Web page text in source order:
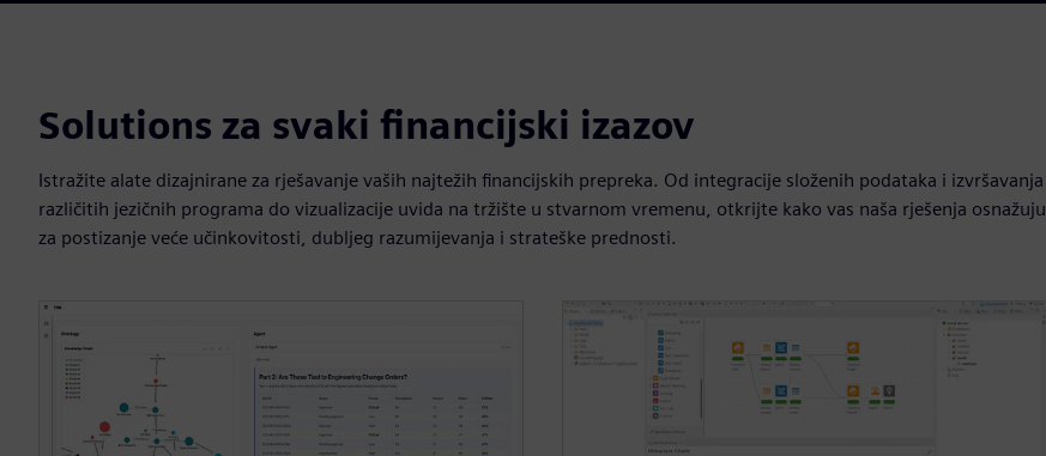
Solutions za svaki financijski izazov
Istražite alate dizajnirane za rješavanje vaših najtežih financijskih prepreka. Od integracije složenih podataka i izvršavanja
različitih jezičnih programa do vizualizacije uvida na tržište u stvarnom vremenu, otkrijte kako vas naša rješenja osnažuju
za postizanje veće učinkovitosti, dubljeg razumijevanja i strateške prednosti.